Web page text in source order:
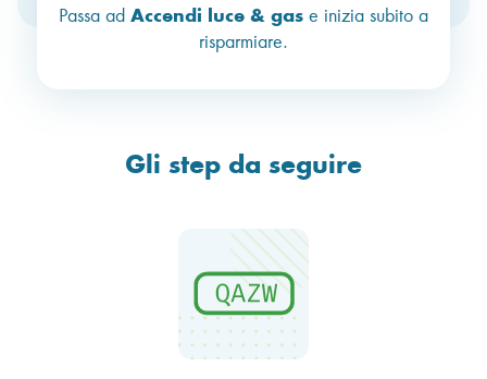
Passa ad Accendi luce & gas e inizia subito a
risparmiare.
Gli step da seguire